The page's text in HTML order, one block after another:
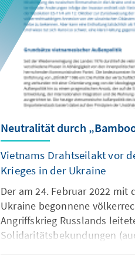
Situation zu thematisieren
ein gleichberechtigtes
schaffen.
Neutralität durch
Vietnams Drahtseilakt vor
Krieges in der Ukraine
Der am 24. Februar 2022 mit
Ukraine begonnene
Angriffskrieg Russlands
Solidaritätsbekundungen